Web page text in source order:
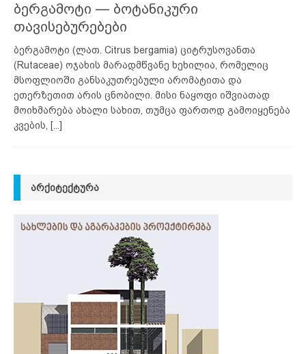
ბერგამოტი — ბოტანიკური
თავისებურებები
ბერგამოტი (ლათ. Citrus bergamia) ციტრუსოვანთა
(Rutaceae) ოჯახის მარადმწვანე ხეხილია, რომელიც
მსოფლიოში განსაკუთრებული არომატითა და
ეთერზეთით არის ცნობილი. მისი ნაყოფი იშვიათად
მოიხმარება ახალი სახით, თუმცა ფართოდ გამოიყენება
კვების,
[...]
ᲐᲠᲥᲘᲢᲔᲥᲢᲣᲠᲐ